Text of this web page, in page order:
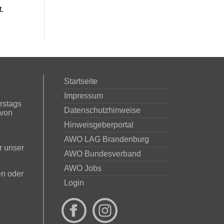
unser
oder
Startseite
Impressum
Datenschutzhinweise
Hinweisgeberportal
AWO LAG Brandenburg
AWO Bundesverband
AWO Jobs
Login